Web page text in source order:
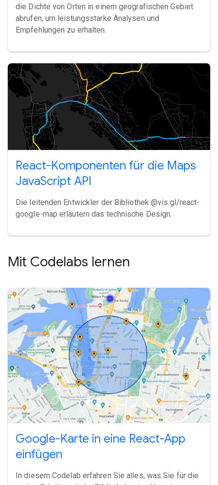
die Dichte von Orten in einem geografischen Gebiet
abrufen, um leistungsstarke Analysen und
Empfehlungen zu erhalten.
React-Komponenten für die Maps
JavaScript API
Die leitenden Entwickler der Bibliothek @vis.gl/react-
google-map erläutern das technische Design.
Mit Codelabs lernen
Google-Karte in eine React-App
einfügen
In diesem Codelab erfahren Sie alles, was Sie für die